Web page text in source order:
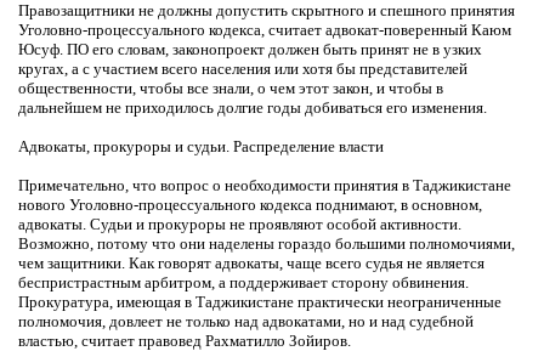
Правозащитники не должны допустить скрытного и спешного принятия
Уголовно-процессуального кодекса, считает адвокат-поверенный Каюм
Юсуф. ПО его словам, законопроект должен быть принят не в узких
кругах, а с участием всего населения или хотя бы представителей
общественности, чтобы все знали, о чем этот закон, и чтобы в
дальнейшем не приходилось долгие годы добиваться его изменения.
Адвокаты, прокуроры и судьи. Распределение власти
Примечательно, что вопрос о необходимости принятия в Таджикистане
нового Уголовно-процессуального кодекса поднимают, в основном,
адвокаты. Судьи и прокуроры не проявляют особой активности.
Возможно, потому что они наделены гораздо большими полномочиями,
чем защитники. Как говорят адвокаты, чаще всего судья не является
беспристрастным арбитром, а поддерживает сторону обвинения.
Прокуратура, имеющая в Таджикистане практически неограниченные
полномочия, довлеет не только над адвокатами, но и над судебной
властью, считает правовед Рахматилло Зойиров.